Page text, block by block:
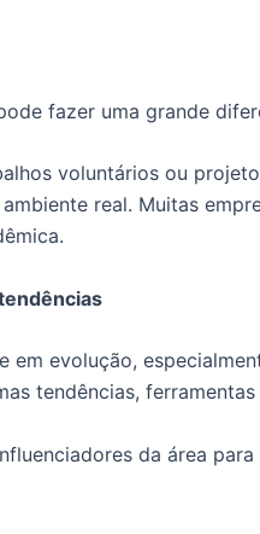
fazer uma grande
voluntários ou
real. Muitas
em evolução,
tendências,
da área